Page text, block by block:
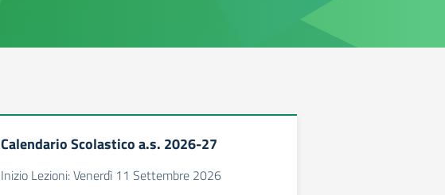
Calendario Scolastico a.s. 2026-27
Inizio Lezioni: Venerdì 11 Settembre 2026